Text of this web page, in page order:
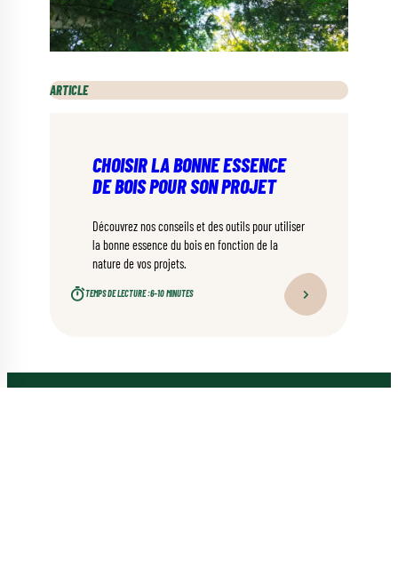
ARTICLE
CHOISIR LA BONNE ESSENCE
DE BOIS POUR SON PROJET
Découvrez nos conseils et des outils pour utiliser
la bonne essence du bois en fonction de la
nature de vos projets.
TEMPS DE LECTURE :6–10 MINUTES